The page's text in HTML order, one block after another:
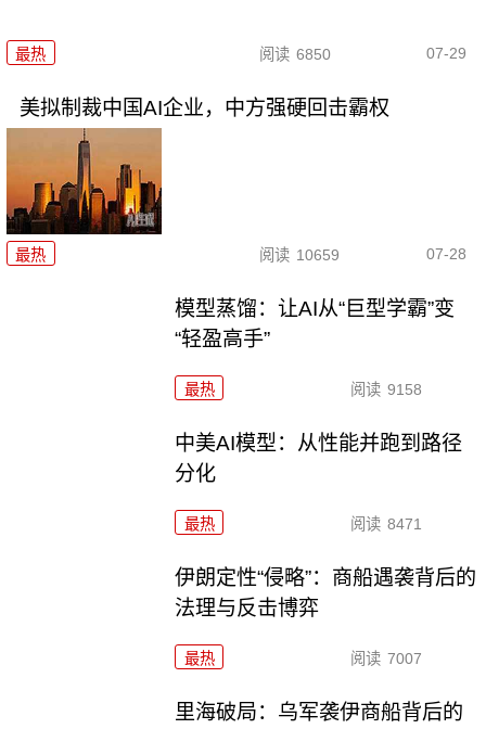
最热 阅读 6850 07-29
美拟制裁中国AI企业，中方强硬回击霸权
最热 阅读 10659 07-28
模型蒸馏：让AI从“巨型学霸”变
“轻盈高手”
最热 阅读 9158
中美AI模型：从性能并跑到路径
分化
最热 阅读 8471
伊朗定性“侵略”：商船遇袭背后的
法理与反击博弈
最热 阅读 7007
里海破局：乌军袭伊商船背后的